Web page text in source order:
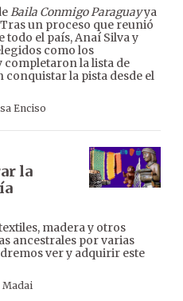
Baila Conmigo Paraguayya
un proceso que reunió
todo el país, Anaí Silva y
como los
completaron la lista de
la pista desde el
Enciso
la
madera y otros
ancestrales por varias
ver y adquirir este
Madai